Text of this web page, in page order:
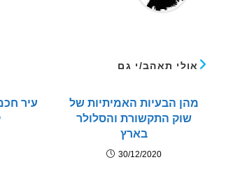
אולי תאהב/י גם
עיר
מהן הבעיות האמיתיות של
שוק התקשורת והסלולר
בארץ
30/12/2020